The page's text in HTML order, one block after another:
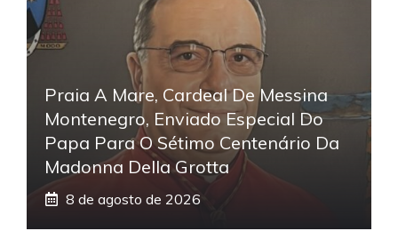
Praia A Mare, Cardeal De Messina
Montenegro, Enviado Especial Do
Papa Para O Sétimo Centenário Da
Madonna Della Grotta
8 de agosto de 2026